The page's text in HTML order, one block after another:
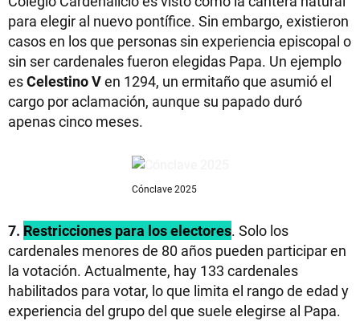
para elegir al nuevo pontífice. Sin embargo, existieron
casos en los que personas sin experiencia episcopal o
sin ser cardenales fueron elegidas Papa. Un ejemplo
esCelestino Ven 1294, un ermitaño que asumió el
cargo por aclamación, aunque su papado duró
apenas cinco meses.
Cónclave 2025
7. Restricciones para los electores. Solo los
cardenales menores de 80 años pueden participar en
la votación. Actualmente, hay 133 cardenales
habilitados para votar, lo que limita el rango de edad y
experiencia del grupo del que suele elegirse al Papa.